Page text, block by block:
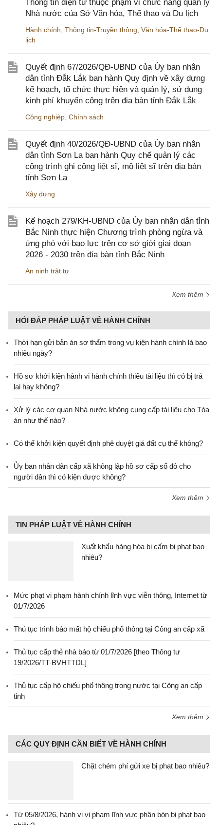
Thông tin điện tử thuộc phạm vi chức năng quản lý
Nhà nước của Sở Văn hóa, Thể thao và Du lịch
Hành chính Thông tin-Truyền thông Văn hóa-Thể thao-Du
lịch
Quyết định 67/2026/QĐ-UBND của Ủy ban nhân
dân tỉnh Đắk Lắk ban hành Quy định về xây dựng
kế hoạch, tổ chức thực hiện và quản lý, sử dụng
kinh phí khuyến công trên địa bàn tỉnh Đắk Lắk
Công nghiệp Chính sách
Quyết định 40/2026/QĐ-UBND của Ủy ban nhân
dân tỉnh Sơn La ban hành Quy chế quản lý các
công trình ghi công liệt sĩ, mộ liệt sĩ trên địa bàn
tỉnh Sơn La
Xây dựng
Kế hoạch 279/KH-UBND của Ủy ban nhân dân tỉnh
Bắc Ninh thực hiện Chương trình phòng ngừa và
ứng phó với bạo lực trên cơ sở giới giai đoạn
2026 - 2030 trên địa bàn tỉnh Bắc Ninh
An ninh trật tự
Xem thêm
HỎI ĐÁP PHÁP LUẬT VỀ HÀNH CHÍNH
Thời hạn gửi bản án sơ thẩm trong vụ kiện hành chính là bao
nhiêu ngày?
Hồ sơ khởi kiện hành vi hành chính thiếu tài liệu thì có bị trả
lại hay không?
Xử lý các cơ quan Nhà nước không cung cấp tài liệu cho Tòa
án như thế nào?
Có thể khởi kiện quyết định phê duyệt giá đất cụ thể không?
Ủy ban nhân dân cấp xã không lập hồ sơ cấp sổ đỏ cho
người dân thì có kiện được không?
Xem thêm
TIN PHÁP LUẬT VỀ HÀNH CHÍNH
Xuất khẩu hàng hóa bị cấm bị phạt bao
nhiêu?
Mức phạt vi phạm hành chính lĩnh vực viễn thông, Internet từ
01/7/2026
Thủ tục trình báo mất hộ chiếu phổ thông tại Công an cấp xã
Thủ tục cấp thẻ nhà báo từ 01/7/2026 [theo Thông tư
19/2026/TT-BVHTTDL]
Thủ tục cấp hộ chiếu phổ thông trong nước tại Công an cấp
tỉnh
Xem thêm
CÁC QUY ĐỊNH CẦN BIẾT VỀ HÀNH CHÍNH
Chặt chém phí gửi xe bị phạt bao nhiêu?
Từ 05/8/2026, hành vi vi phạm lĩnh vực phân bón bị phạt bao